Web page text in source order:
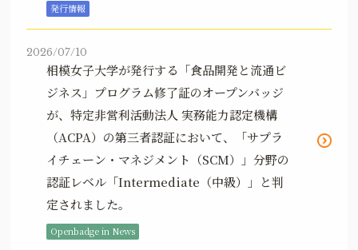
発行情報
2026/07/10
相模女子大学が発行する「食品開発と流通ビ
ジネス」プログラム修了証のオープンバッジ
が、特定非営利活動法人 実務能力認定機構
（ACPA）の第三者認証において、「サプラ
イチェーン・マネジメント（SCM）」分野の
認証レベル「Intermediate（中級）」と判
定されました。
Openbadge in News